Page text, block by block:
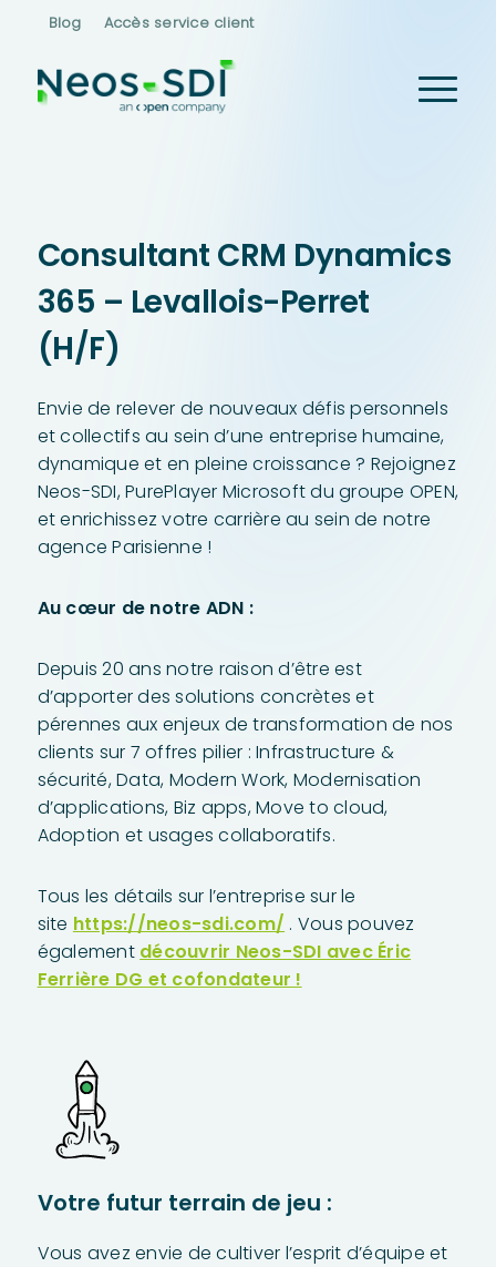
Blog Accès service client
Consultant CRM Dynamics
365 – Levallois-Perret
(H/F)
Envie de relever de nouveaux défis personnels
et collectifs au sein d’une entreprise humaine,
dynamique et en pleine croissance ? Rejoignez
Neos-SDI, PurePlayer Microsoft du groupe OPEN,
et enrichissez votre carrière au sein de notre
agence Parisienne !
Au cœur de notre ADN :
Depuis 20 ans notre raison d’être est
d’apporter des solutions concrètes et
pérennes aux enjeux de transformation de nos
clients sur 7 offres pilier : Infrastructure &
sécurité, Data, Modern Work, Modernisation
d’applications, Biz apps, Move to cloud,
Adoption et usages collaboratifs.
Tous les détails sur l’entreprise sur le
site https://neos-sdi.com/ . Vous pouvez
également découvrir Neos-SDI avec Éric
Ferrière DG et cofondateur !
Votre futur terrain de jeu :
Vous avez envie de cultiver l’esprit d’équipe et